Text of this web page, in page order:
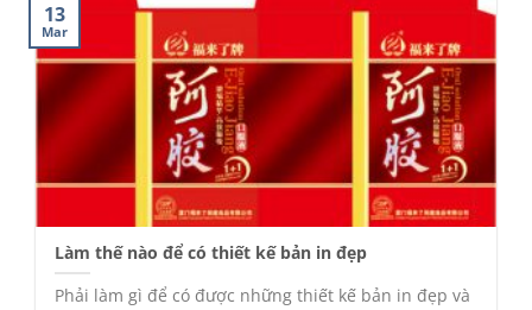
Làm thế nào để có thiết kế bản in đẹp
Phải làm gì để có được những thiết kế bản in đẹp và
13
Mar